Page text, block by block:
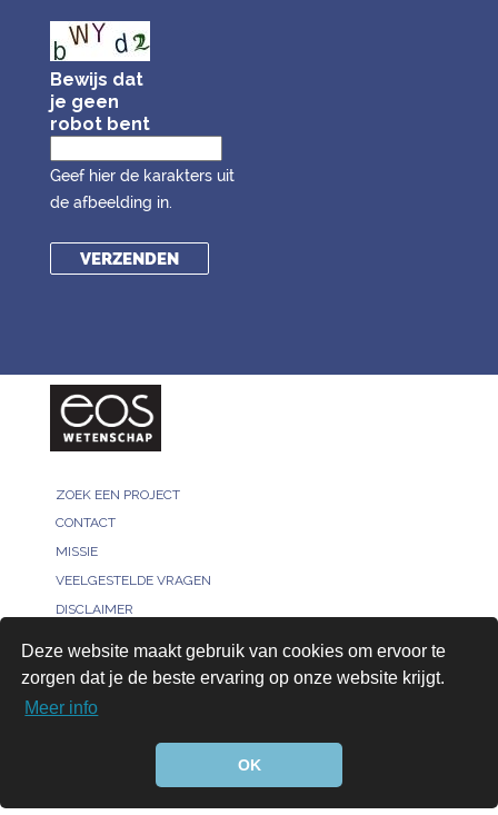
Deze website maakt gebruik van cookies om ervoor te
zorgen dat je de beste ervaring op onze website krijgt.
Meer info
OK
Bewijs dat
je geen
robot bent
Geef hier de karakters uit
de afbeelding in.
ZOEK EEN PROJECT
CONTACT
MISSIE
VEELGESTELDE VRAGEN
DISCLAIMER
© 2026, All rights reserved - Bridged by™